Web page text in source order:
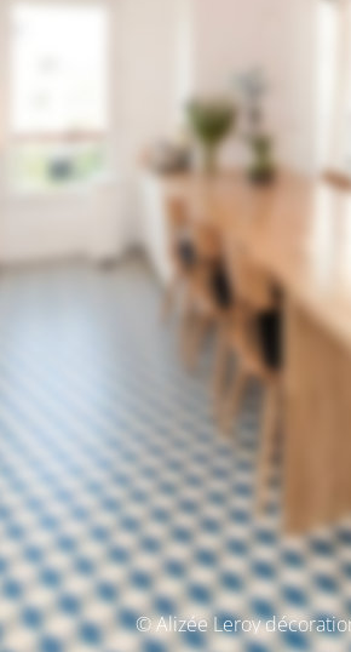
© Alizée Leroy